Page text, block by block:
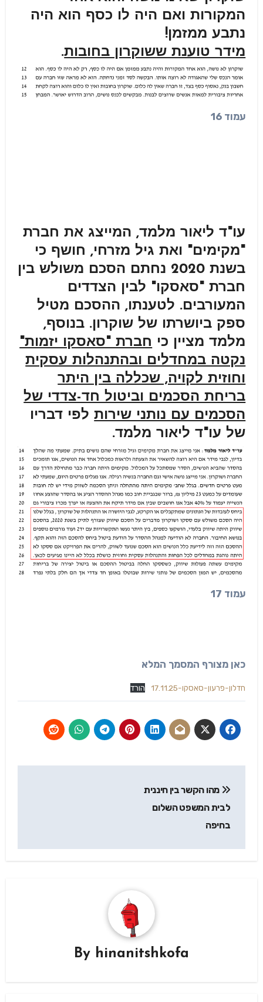
המקורות ואם היה לו כסף הוא היה
נתבע ממזמן!
מידר טוענת ששוקרון בחובות.
עמוד 16
עו"ד ליאור מלמד, המייצג את חברת
"מקימים" ואת גיל מזרחי, חושף כי
בשנת 2020 נחתם הסכם משולש בין
חברת "סאסקו" לבין הצדדים
המעורבים. לטענתו, ההסכם מטיל
ספק ביושרתו של שוקרון. בנוסף,
מלמד מציין כי חברת "סאסקו יזמות"
נקטה במחדלים ובהתנהלות עסקית
וחוזית לקויה, שכללה בין היתר
בריחת הסכמים וביטול חד-צדדי של
הסכמים עם נותני שירותלפי דבריו
של עו"ד ליאור מלמד.
עמוד 17
כאן מצורף המסמך המלא
חדלון-פרעון-סאסקו-17.11.25 הורד
מהו הקשר בין חיננית
לבית המשפט השלום
בחיפה
By hinanitshkofa